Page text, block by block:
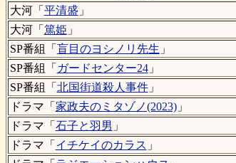
大河「 平清盛 」
大河「 篤姫 」
SP番組「 盲目のヨシノリ先生 」
SP番組「 ガードセンター24」
SP番組「 北国街道殺人事件」
ドラマ「 家政夫のミタゾノ(2023)」
ドラマ「 石子と羽男 」
ドラマ「 イチケイのカラス 」